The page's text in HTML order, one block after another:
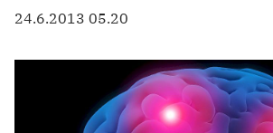
24.6.2013 05.20